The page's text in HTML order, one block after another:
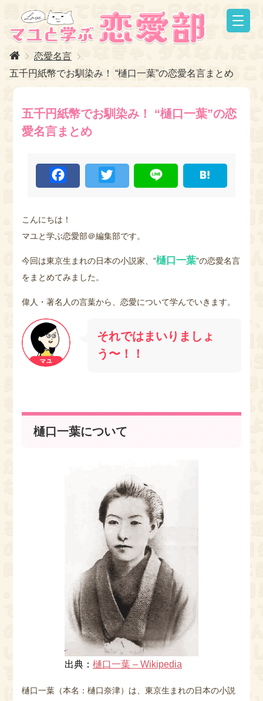
恋愛名言
五千円紙幣でお馴染み！ “樋口一葉”の恋愛名言まとめ
五千円紙幣でお馴染み！ “樋口一葉”の恋
愛名言まとめ
F
a
c
o
k
i
n
t
こんにちは！
マユと学ぶ恋愛部＠編集部です。
今回は東京生まれの日本の小説家、“樋口一葉”の恋愛名言
をまとめてみました。
偉人・著名人の言葉から、恋愛について学んでいきます。
それではまいりましょ
う〜！！
樋口一葉について
出典： 樋口一葉 – Wikipedia
樋口一葉（本名：樋口奈津）は、東京生まれの日本の小説